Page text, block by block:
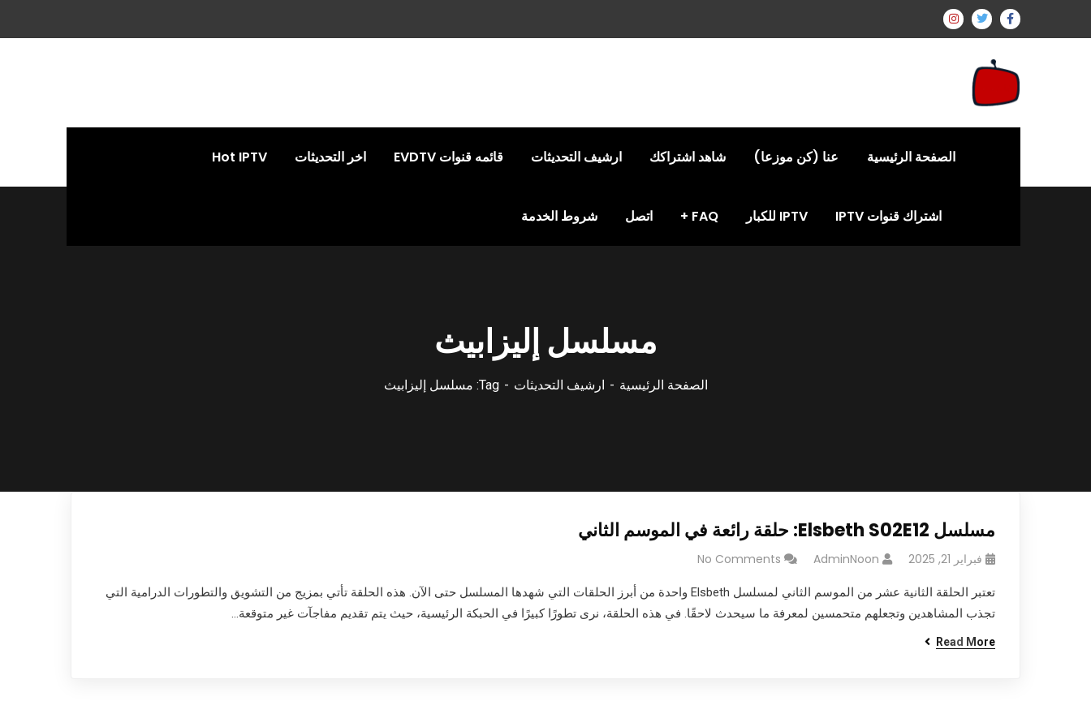
الصفحة الرئيسية عنا (كن موزعا) شاهد اشتراكك ارشيف التحديثات قائمه قنوات EVDTV اخر التحديثات Hot IPTV
اشتراك قنوات IPTV IPTV للكبار FAQ اتصل شروط الخدمة
مسلسل إليزابيث
الصفحة الرئيسية ارشيف التحديثات Tag: مسلسل إليزابيث
مسلسل Elsbeth S02E12: حلقة رائعة في الموسم الثاني
فبراير 21, 2025 AdminNoon
No Comments
تعتبر الحلقة الثانية عشر من الموسم الثاني لمسلسل Elsbeth واحدة من أبرز الحلقات التي شهدها المسلسل حتى الآن. هذه الحلقة تأتي بمزيج من التشويق والتطورات الدرامية التي
تجذب المشاهدين وتجعلهم متحمسين لمعرفة ما سيحدث لاحقًا. في هذه الحلقة، نرى تطورًا كبيرًا في الحبكة الرئيسية، حيث يتم تقديم مفاجآت غير متوقعة…
Read More